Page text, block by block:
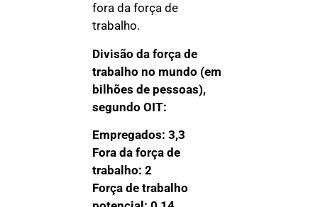
fora da força de
trabalho.
Divisão da força de
trabalho no mundo (em
bilhões de pessoas),
segundo OIT:
Empregados: 3,3
Fora da força de
trabalho: 2
Força de trabalho